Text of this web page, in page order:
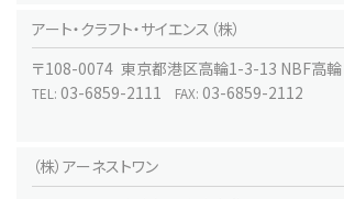
アート・クラフト・サイエンス（株）
〒108-0074 東京都港区高輪1-3-13 NBF高輪
TEL: 03-6859-2111 FAX: 03-6859-2112
（株）アーネストワン